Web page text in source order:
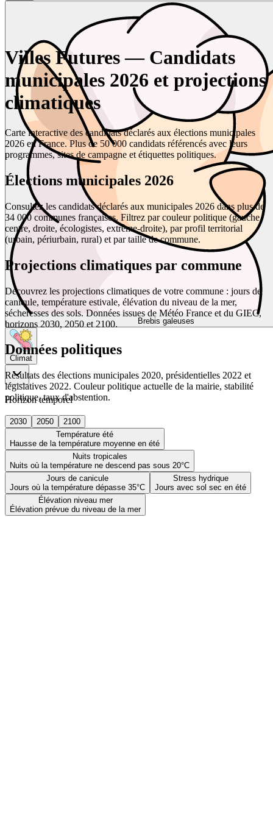
Brebis galeuses
Climat
Horizon temporel
2030 2050
2100
Température été
Hausse de la température moyenne en été
Nuits tropicales
Nuits où la température ne descend pas sous 20°C
Jours de canicule
Jours où la température dépasse 35°C
Stress hydrique
Jours avec sol sec en été
Élévation niveau mer
Élévation prévue du niveau de la mer
Villes Futures — Candidats
municipales 2026 et projections
climatiques
Carte interactive des candidats déclarés aux élections municipales
2026 en France. Plus de 50 000 candidats référencés avec leurs
programmes, sites de campagne et étiquettes politiques.
Élections municipales 2026
Consultez les candidats déclarés aux municipales 2026 dans plus de
34 000 communes françaises. Filtrez par couleur politique (gauche,
centre, droite, écologistes, extrême-droite), par profil territorial
(urbain, périurbain, rural) et par taille de commune.
Projections climatiques par commune
Découvrez les projections climatiques de votre commune : jours de
canicule, température estivale, élévation du niveau de la mer,
sécheresses des sols. Données issues de Météo France et du GIEC,
horizons 2030, 2050 et 2100.
Données politiques
Résultats des élections municipales 2020, présidentielles 2022 et
législatives 2022. Couleur politique actuelle de la mairie, stabilité
politique, taux d'abstention.